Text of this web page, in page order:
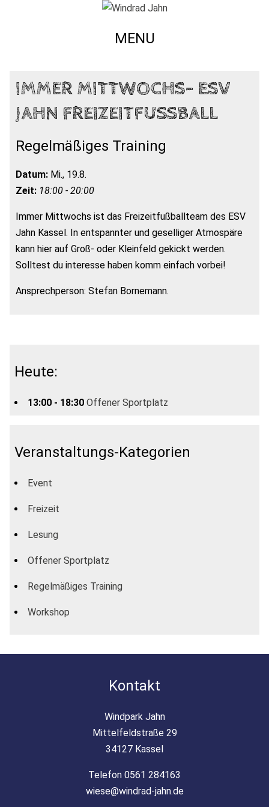
MENU
IMMER MITTWOCHS- ESV
JAHN FREIZEITFUSSBALL
Regelmäßiges Training
Datum: Mi., 19.8.
Zeit: 18:00 - 20:00
Immer Mittwochs ist das Freizeitfußballteam des ESV
Jahn Kassel. In entspannter und geselliger Atmospäre
kann hier auf Groß- oder Kleinfeld gekickt werden.
Solltest du interesse haben komm einfach vorbei!
Ansprechperson: Stefan Bornemann.
Heute:
13:00 - 18:30 Offener Sportplatz
Veranstaltungs-Kategorien
Event
Freizeit
Lesung
Offener Sportplatz
Regelmäßiges Training
Workshop
Kontakt
Windpark Jahn
Mittelfeldstraße 29
34127 Kassel
Telefon 0561 284163
wiese@windrad-jahn.de